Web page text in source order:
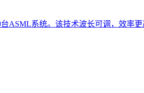
ASML系统。该技术波长可调，效率